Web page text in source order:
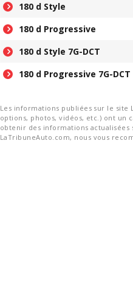
180 d Style
180 d Progressive
180 d Style 7G-DCT
180 d Progressive 7G-DCT
Les informations publiées sur le
options, photos, vidéos, etc.) ont
obtenir des informations
LaTribuneAuto.com, nous vous